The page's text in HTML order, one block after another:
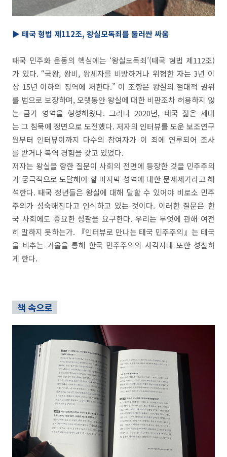
▶ 태국 형법 제112조, 왕실모독죄를 둘러싼 싸움
태국 민주화 운동의 핵심에는 ‘왕실모독죄’(태국 형법 제112조)
가 있다. “국왕, 왕비, 왕세자를 비방하거나 위협한 자는 3년 이
상 15년 이하의 징역에 처한다.” 이 조항은 왕실의 절대적 권위
를 법으로 보장하며, 오랫동안 왕실에 대한 비판조차 허용하지 않
는 금기 영역을 형성해왔다. 그러나 2020년, 태국 젊은 세대
는 그 침묵에 정면으로 도전했다. 저자의 인터뷰를 도운 보조연구
원부터 인터뷰이까지 다수의 참여자가 이 죄에 연루되어 조사
를 받거나 복역 경험을 갖고 있었다.
저자는 왕실을 향한 질문이 사회의 전면에 등장한 것을 민주주의
가 궁극적으로 도달해야 할 마지막 성역에 대한 문제제기라고 해
석한다. 태국 청년들은 왕실에 대해 말할 수 있어야 비로소 민주
주의가 성숙해진다고 인식하고 있는 것이다. 이러한 질문은 한
국 사회에도 중요한 성찰을 요구한다. 우리는 무엇에 관해 여전
히 말하지 못하는가. 『인터뷰로 만나는 태국 민주주의』는 태국
을 비추는 거울을 통해 한국 민주주의의 사각지대 또한 성찰하
게 한다.
책 속으로